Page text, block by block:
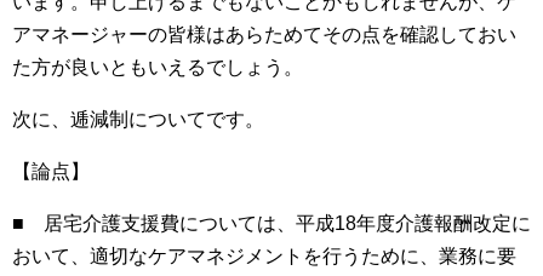
アマネージャーの皆様はあらためてその点を確認しておい
た方が良いともいえるでしょう。
次に、逓減制についてです。
【論点】
■ 居宅介護支援費については、平成18年度介護報酬改定に
おいて、適切なケアマネジメントを行うために、業務に要